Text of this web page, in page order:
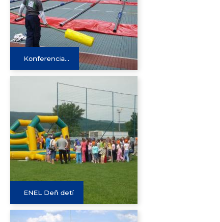
Konferencia...
ENEL Deň detí